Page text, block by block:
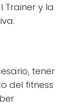
Trainer y la
tener
del fitness